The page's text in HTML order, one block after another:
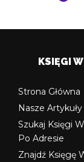
KSIĘGI
Strona Główna
Nasze Artykuły
Szukaj Księgi
Po Adresie
Znajdź Księgę